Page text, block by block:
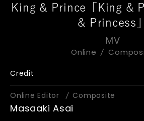
King & Prince「King &
& Princess」
MV
Online
Credit
Online Editor Composite
Masaaki Asai